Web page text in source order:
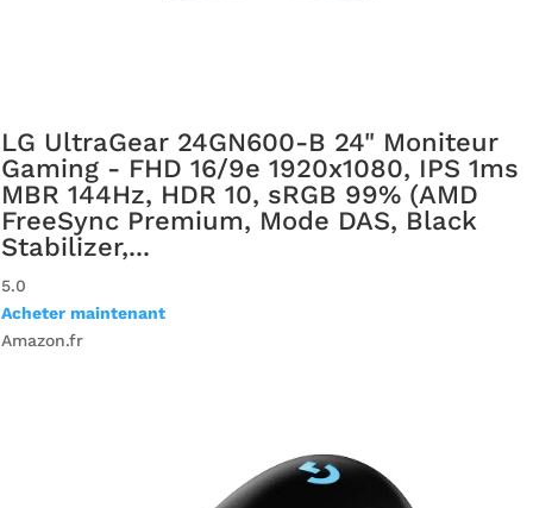
LG UltraGear 24GN600-B 24" Moniteur
Gaming - FHD 16/9e 1920x1080, IPS 1ms
MBR 144Hz, HDR 10, sRGB 99% (AMD
FreeSync Premium, Mode DAS, Black
Stabilizer,...
5.0
Acheter maintenant
Amazon.fr